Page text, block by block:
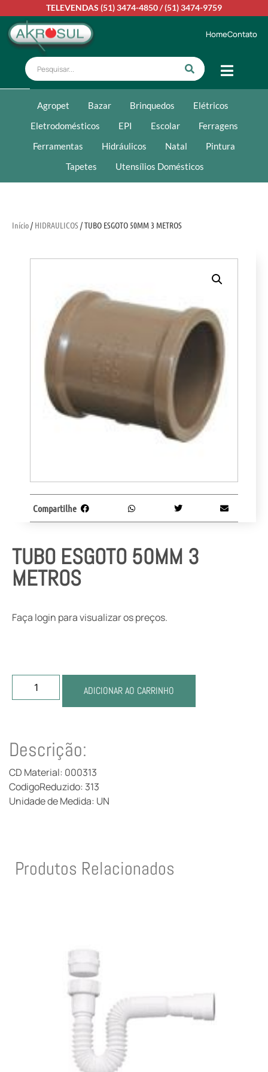
TELEVENDAS (51) 3474-4850/(51) 3474-9759
HomeContato
Agropet Bazar Brinquedos
Elétricos
Eletrodomésticos
EPI Escolar
Ferragens
Ferramentas
Hidráulicos Natal
Pintura
Tapetes
Utensílios Domésticos
Início/ HIDRAULICOS/ TUBO ESGOTO 50MM 3 METROS
TUBO ESGOTO 50MM 3
METROS
Faça login para visualizar os preços.
ADICIONAR AO CARRINHO
Compartilhe
Descrição:
CD Material: 000313
CodigoReduzido: 313
Unidade de Medida: UN
Produtos Relacionados